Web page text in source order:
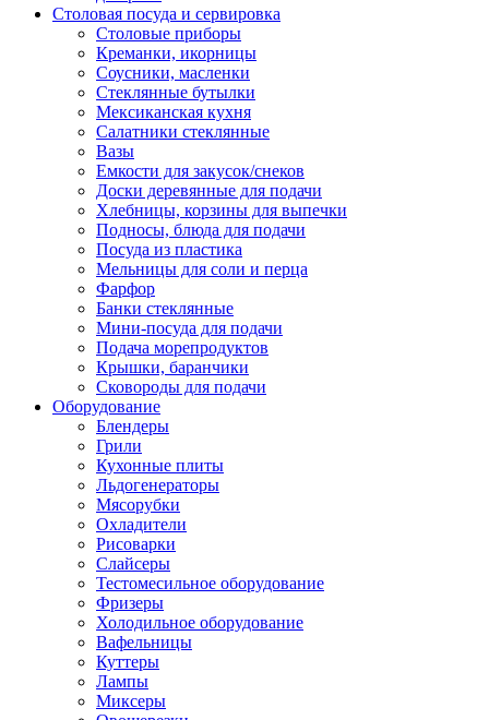
Столовая посуда и сервировка
Столовые приборы
Креманки, икорницы
Соусники, масленки
Стеклянные бутылки
Мексиканская кухня
Салатники стеклянные
Вазы
Емкости для закусок/снеков
Доски деревянные для подачи
Хлебницы, корзины для выпечки
Подносы, блюда для подачи
Посуда из пластика
Мельницы для соли и перца
Фарфор
Банки стеклянные
Мини-посуда для подачи
Подача морепродуктов
Крышки, баранчики
Сковороды для подачи
Оборудование
Блендеры
Грили
Кухонные плиты
Льдогенераторы
Мясорубки
Охладители
Рисоварки
Слайсеры
Тестомесильное оборудование
Фризеры
Холодильное оборудование
Вафельницы
Куттеры
Лампы
Миксеры